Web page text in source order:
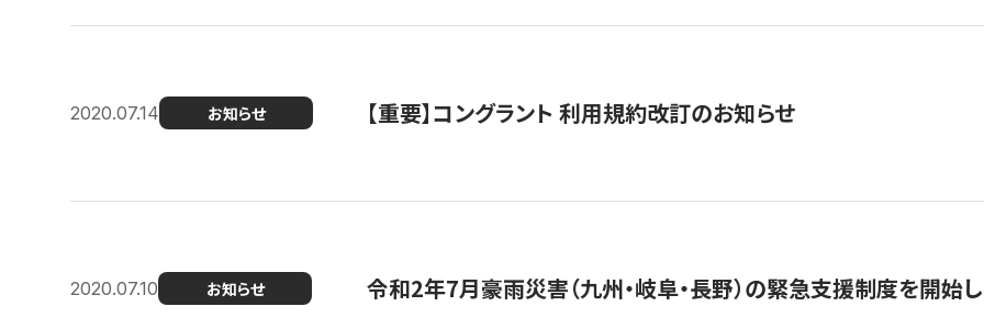
2020.07.14 お知らせ 【重要】コングラント 利用規約改訂のお知らせ
2020.07.10 お知らせ 令和2年7月豪雨災害（九州・岐阜・長野）の緊急支援制度を開始